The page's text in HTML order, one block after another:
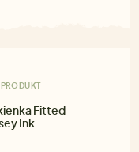
Fitted
Ink